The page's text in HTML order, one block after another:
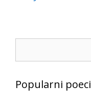
Popularni poeci